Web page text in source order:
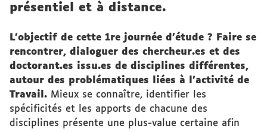
présentiel et à distance.
L’objectif de cette 1re journée d'étude ? Faire se
rencontrer, dialoguer des chercheur.es et des
doctorant.es issu.es de disciplines différentes,
autour des problématiques liées à l’activité de
Travail. Mieux se connaître, identifier les
spécificités et les apports de chacune des
disciplines présente une plus-value certaine afin